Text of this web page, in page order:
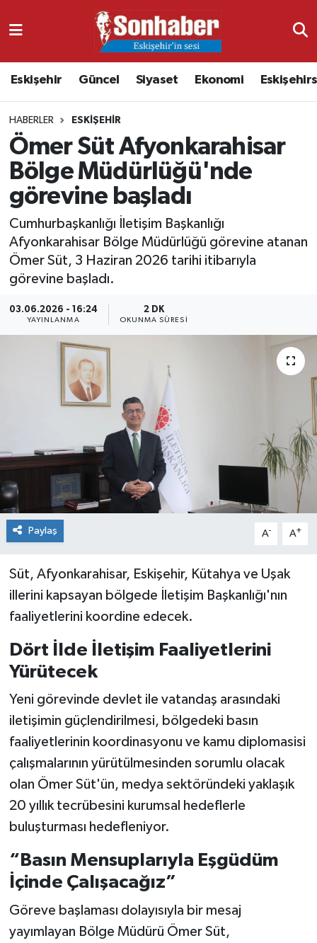
Eskişehir Güncel Siyaset Ekonomi
HABERLER ESKIŞEHIR
Ömer Süt Afyonkarahisar
Bölge Müdürlüğü'nde
görevine başladı
Cumhurbaşkanlığı İletişim Başkanlığı
Afyonkarahisar Bölge Müdürlüğü görevine atanan
Ömer Süt, 3 Haziran 2026 tarihi itibarıyla
görevine başladı.
03.06.2026 - 16:24
YAYINLANMA
2 DK
OKUNMA SÜRESI
Paylaş A- A+
Süt, Afyonkarahisar, Eskişehir, Kütahya ve Uşak
illerini kapsayan bölgede İletişim Başkanlığı'nın
faaliyetlerini koordine edecek.
Dört İlde İletişim Faaliyetlerini
Yürütecek
Yeni görevinde devlet ile vatandaş arasındaki
iletişimin güçlendirilmesi, bölgedeki basın
faaliyetlerinin koordinasyonu ve kamu diplomasisi
çalışmalarının yürütülmesinden sorumlu olacak
olan Ömer Süt'ün, medya sektöründeki yaklaşık
20 yıllık tecrübesini kurumsal hedeflerle
buluşturması hedefleniyor.
“Basın Mensuplarıyla Eşgüdüm
İçinde Çalışacağız”
Göreve başlaması dolayısıyla bir mesaj
yayımlayan Bölge Müdürü Ömer Süt,
Ekonomi
Güncel
Kültür & Sanat
Magazin
Resmi İlanlar
Sağlık
Siyaset
Nöbetçi Eczaneler
Namaz Vakitleri
Trafik Durumu
Süper Lig Puan Durumu ve Fikstür
Tüm Manşetler
Son Dakika Haberleri
Haber Arşivi